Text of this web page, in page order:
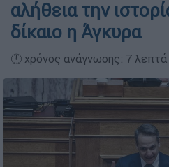
αλήθεια την
δίκαιο η Άγκυρα
🕛 χρόνος ανάγνωσης: 7